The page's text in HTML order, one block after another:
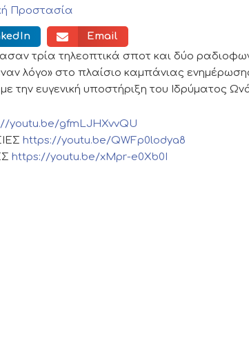
Προστασία
Email
τρία τηλεοπτικά σποτ και δύο
λόγο» στο πλαίσιο καμπάνιας
την ευγενική υποστήριξη του Ιδρύματος
youtu.be/gfmLJHXvvQU
https://youtu.be/QWFp0lodya8
https://youtu.be/xMpr-e0Xb0I